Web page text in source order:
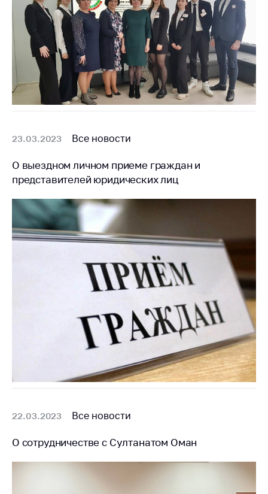
23.03.2023 Все новости
О выездном личном приеме граждан и
представителей юридических лиц
22.03.2023 Все новости
О сотрудничестве с Султанатом Оман